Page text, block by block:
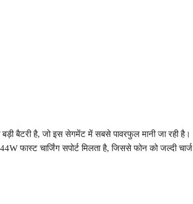
बैटरी है, जो इस सेगमेंट में सबसे पावरफुल मानी जा रही है।
फास्ट चार्जिंग सपोर्ट मिलता है, जिससे फोन को जल्दी चार्ज